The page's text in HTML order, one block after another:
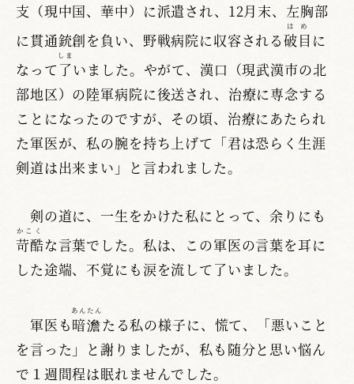
支（現中国、華中）に派遣され、12月末、左胸部
に貫通銃創を負い、野戦病院に収容される破目
はめ
に
なって了
しま
いました。やがて、漢口（現武漢市の北
部地区）の陸軍病院に後送され、治療に専念する
ことになったのですが、その頃、治療にあたられ
た軍医が、私の腕を持ち上げて「君は恐らく生涯
剣道は出来まい」と言われました。
剣の道に、一生をかけた私にとって、余りにも
苛酷
かこく
な言葉でした。私は、この軍医の言葉を耳に
した途端、不覚にも涙を流して了いました。
軍医も暗澹
あんたん
たる私の様子に、慌て、「悪いこと
を言った」と謝りましたが、私も随分と思い悩ん
で１週間程は眠れませんでした。